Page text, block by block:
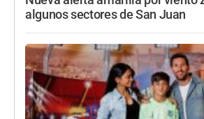
algunos sectores de San Juan